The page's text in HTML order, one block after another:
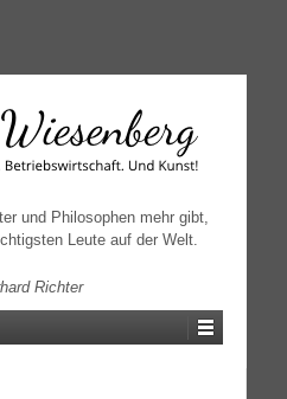
und Philosophen mehr gibt,
Leute auf der Welt.
Richter